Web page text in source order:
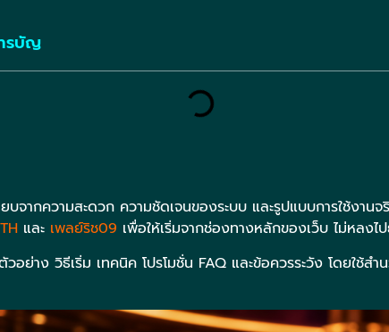
รบัญ
บจากความสะดวก ความชัดเจนของระบบ และรูปแบบการใช้งา
และ เพลย์ริช09 เพื่อให้เริ่มจากช่องทางหลักของเว็บ ไม่หลง
ย่าง วิธีเริ่ม เทคนิค โปรโมชั่น FAQ และข้อควรระวัง โดยใช้ส